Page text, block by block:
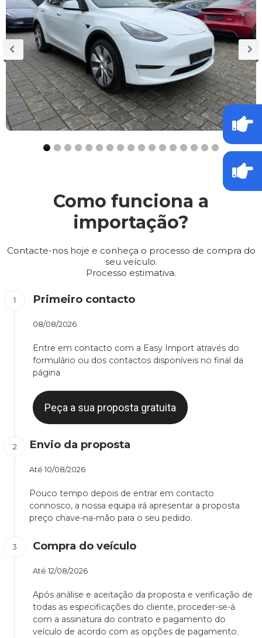
Como funciona a
importação?
Contacte-nos hoje e conheça o processo de compra do
seu veículo.
Processo estimativa.
Primeiro contacto
08/08/2026
Entre em contacto com a Easy Import através do
formulário ou dos contactos disponíveis no final da
página
Peça a sua proposta gratuita
Envio da proposta
Até 10/08/2026
Pouco tempo depois de entrar em contacto
connosco, a nossa equipa irá apresentar a proposta
preço chave-na-mão para o seu pedido.
Compra do veículo
Até 12/08/2026
Após análise e aceitação da proposta e verificação de
todas as especificações do cliente, proceder-se-á
com a assinatura do contrato e pagamento do
veículo de acordo com as opções de pagamento.